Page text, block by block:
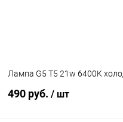
Лампа G5 T5 21w 6400K
490 руб. / шт